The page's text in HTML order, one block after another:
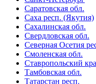
Саратовская обл.
Саха респ. (Якутия)
Сахалинская обл.
Свердловская обл.
Северная Осетия
Смоленская обл.
Ставропольский
Тамбовская обл.
Татарстан респ.